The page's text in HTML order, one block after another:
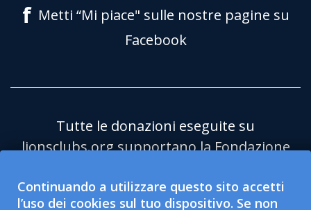
Continuando a utilizzare questo sito accetti
l’uso dei cookies sul tuo dispositivo. Se non
f Metti “Mi piace" sulle nostre pagine su
Facebook
Tutte le donazioni eseguite su
lionsclubs.org supportano la Fondazione
un'organizzazione pubblica no profit